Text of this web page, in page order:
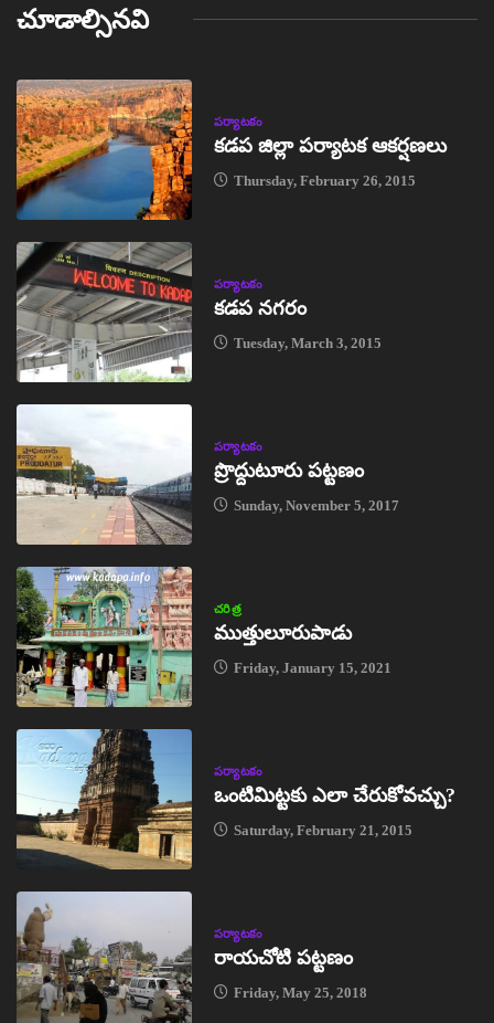
చూడాల్సినవి
పర్యాటకం
కడప జిల్లా పర్యాటక ఆకర్షణలు
Thursday, February 26, 2015
పర్యాటకం
కడప నగరం
Tuesday, March 3, 2015
పర్యాటకం
ప్రొద్దుటూరు పట్టణం
Sunday, November 5, 2017
చరిత్ర
ముత్తులూరుపాడు
Friday, January 15, 2021
పర్యాటకం
ఒంటిమిట్టకు ఎలా చేరుకోవచ్చు?
Saturday, February 21, 2015
పర్యాటకం
రాయచోటి పట్టణం
Friday, May 25, 2018